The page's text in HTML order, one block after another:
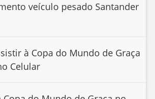
veículo pesado Santander
à Copa do Mundo de Graça
Celular